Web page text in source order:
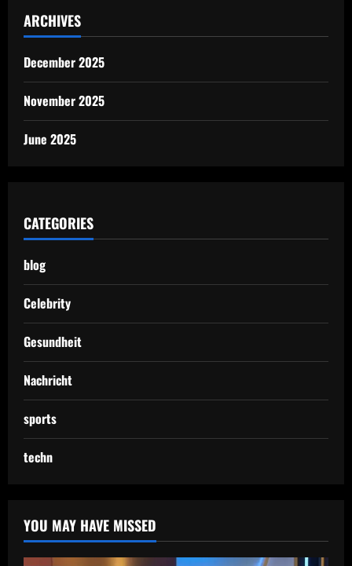
ARCHIVES
December 2025
November 2025
June 2025
CATEGORIES
blog
Celebrity
Gesundheit
Nachricht
sports
techn
YOU MAY HAVE MISSED